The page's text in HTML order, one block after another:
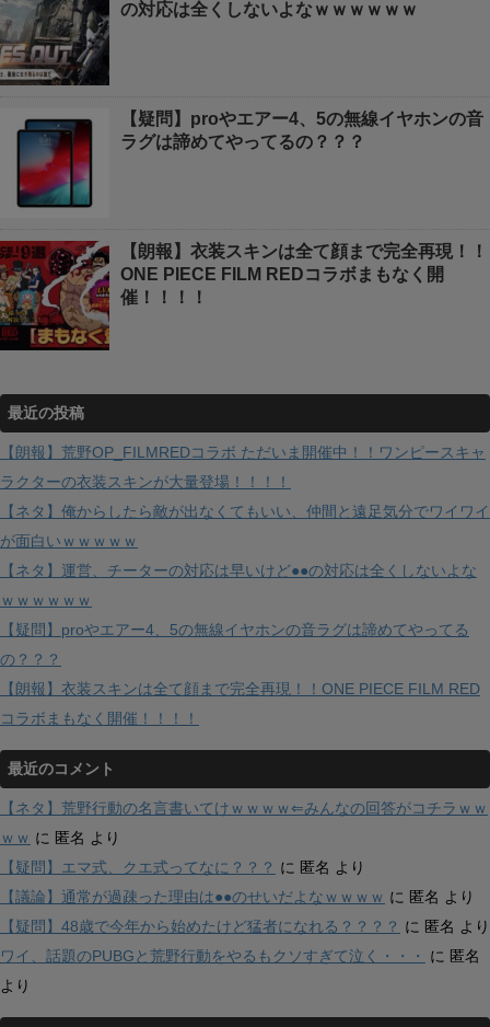
の対応は全くしないよなｗｗｗｗｗｗ
【疑問】proやエアー4、5の無線イヤホンの音
ラグは諦めてやってるの？？？
【朗報】衣装スキンは全て顔まで完全再現！！
ONE PIECE FILM REDコラボまもなく開
催！！！！
最近の投稿
【朗報】荒野OP_FILMREDコラボ ただいま開催中！！ワンピースキャ
ラクターの衣装スキンが大量登場！！！！
【ネタ】俺からしたら敵が出なくてもいい、仲間と遠足気分でワイワイ
が面白いｗｗｗｗｗ
【ネタ】運営、チーターの対応は早いけど●●の対応は全くしないよな
ｗｗｗｗｗｗ
【疑問】proやエアー4、5の無線イヤホンの音ラグは諦めてやってる
の？？？
【朗報】衣装スキンは全て顔まで完全再現！！ONE PIECE FILM RED
コラボまもなく開催！！！！
最近のコメント
【ネタ】荒野行動の名言書いてけｗｗｗｗ⇐みんなの回答がコチラｗｗ
ｗｗ に 匿名 より
【疑問】エマ式、クエ式ってなに？？？ に 匿名 より
【議論】通常が過疎った理由は●●のせいだよなｗｗｗｗ に 匿名 より
【疑問】48歳で今年から始めたけど猛者になれる？？？？ に 匿名 より
ワイ、話題のPUBGと荒野行動をやるもクソすぎて泣く・・・
に 匿名
より